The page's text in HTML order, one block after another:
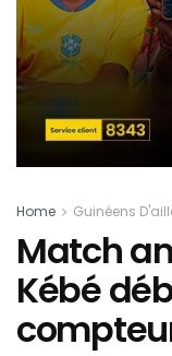
Home Guinéens
Match
Kébé